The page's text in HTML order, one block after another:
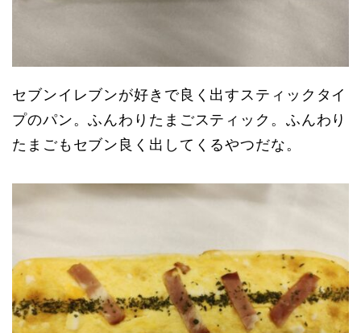
セブンイレブンが好きで良く出すスティックタイ
プのパン。ふんわりたまごスティック。ふんわり
たまごもセブン良く出してくるやつだな。